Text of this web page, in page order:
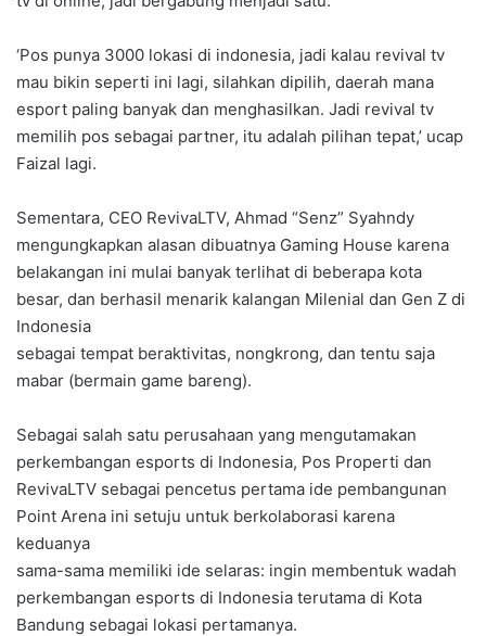
‘Pos punya 3000 lokasi di indonesia, jadi kalau revival tv
mau bikin seperti ini lagi, silahkan dipilih, daerah mana
esport paling banyak dan menghasilkan. Jadi revival tv
memilih pos sebagai partner, itu adalah pilihan tepat,’ ucap
Faizal lagi.
Sementara, CEO RevivaLTV, Ahmad “Senz” Syahndy
mengungkapkan alasan dibuatnya Gaming House karena
belakangan ini mulai banyak terlihat di beberapa kota
besar, dan berhasil menarik kalangan Milenial dan Gen Z di
Indonesia
sebagai tempat beraktivitas, nongkrong, dan tentu saja
mabar (bermain game bareng).
Sebagai salah satu perusahaan yang mengutamakan
perkembangan esports di Indonesia, Pos Properti dan
RevivaLTV sebagai pencetus pertama ide pembangunan
Point Arena ini setuju untuk berkolaborasi karena
keduanya
sama-sama memiliki ide selaras: ingin membentuk wadah
perkembangan esports di Indonesia terutama di Kota
Bandung sebagai lokasi pertamanya.